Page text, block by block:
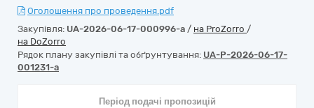
Оголошення про проведення.pdf
Закупівля: UA-2026-06-17-000996-a / на ProZorro /
на DoZorro
Рядок плану закупівлі та обґрунтування: UA-P-2026-06-17-
001231-a
Період подачі пропозицій